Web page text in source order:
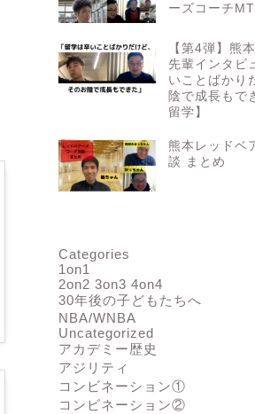
ーズコーチ
【第4弾】熊
先輩インタビ
いことばかり
陰で成長もで
留学】
熊本レッドベ
談 まとめ
Categories
1on1
2on2 3on3 4on4
30年後の子どもたちへ
NBA/WNBA
Uncategorized
アカデミー歴史
アジリティ
コンビネーション①
コンビネーション②